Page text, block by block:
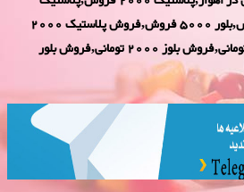
5000 فروش,بلور 2000 فروش,بلور 5000 فروش,فروش پلاستیک 2000
تومانی,فروش پلاستیک 5000 تومانی,فروش بلوز 2000 تومانی,فروش بلور